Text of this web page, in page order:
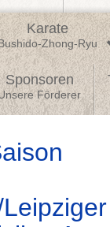
Karate
Zhong-Ryu
Sponsoren
Förderer